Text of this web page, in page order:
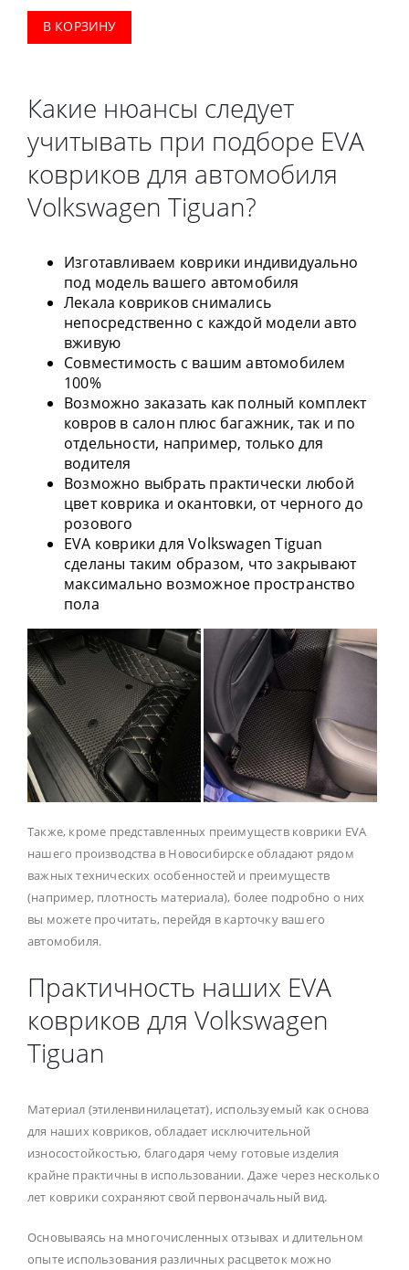
В КОРЗИНУ
Какие нюансы следует
учитывать при подборе EVA
ковриков для автомобиля
Volkswagen Tiguan?
Изготавливаем коврики индивидуально
под модель вашего автомобиля
Лекала ковриков снимались
непосредственно с каждой модели авто
вживую
Совместимость с вашим автомобилем
100%
Возможно заказать как полный комплект
ковров в салон плюс багажник, так и по
отдельности, например, только для
водителя
Возможно выбрать практически любой
цвет коврика и окантовки, от черного до
розового
EVA коврики для Volkswagen Tiguan
сделаны таким образом, что закрывают
максимально возможное пространство
пола
Также, кроме представленных преимуществ коврики EVA
нашего производства в Новосибирске обладают рядом
важных технических особенностей и преимуществ
(например, плотность материала), более подробно о них
вы можете прочитать, перейдя в карточку вашего
автомобиля.
Практичность наших EVA
ковриков для Volkswagen
Tiguan
Материал (этиленвинилацетат), используемый как основа
для наших ковриков, обладает исключительной
износостойкостью, благодаря чему готовые изделия
крайне практичны в использовании. Даже через несколько
лет коврики сохраняют свой первоначальный вид.
Основываясь на многочисленных отзывах и длительном
опыте использования различных расцветок можно